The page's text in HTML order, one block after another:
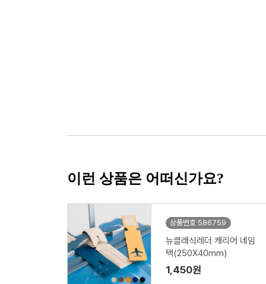
이런 상품은 어떠신가요?
상품번호 586759
뉴클래식레더 캐리어 네임
택(250X40mm)
1,450원